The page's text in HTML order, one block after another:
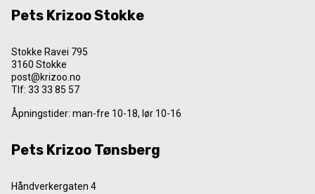
Pets Krizoo Stokke
Stokke Ravei 795
3160 Stokke
post@krizoo.no
Tlf: 33 33 85 57
Åpningstider: man-fre 10-18, lør 10-16
Pets Krizoo Tønsberg
Håndverkergaten 4